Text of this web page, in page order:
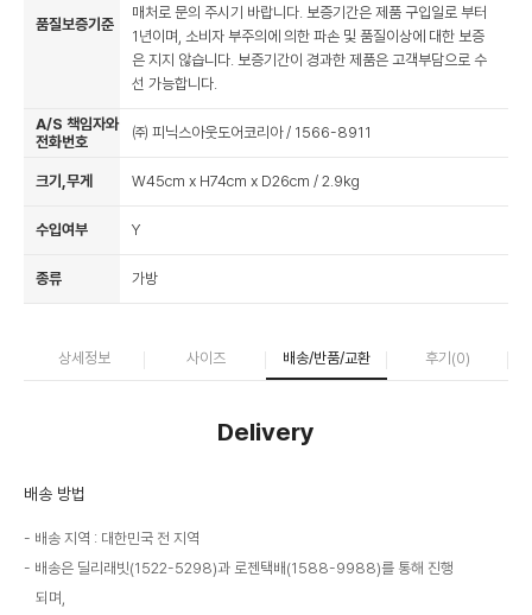
품질보증기준
매처로 문의 주시기 바랍니다. 보증기간은 제품 구입일로 부터
1년이며, 소비자 부주의에 의한 파손 및 품질이상에 대한 보증
은 지지 않습니다. 보증기간이 경과한 제품은 고객부담으로 수
선 가능합니다.
A/S 책임자와
전화번호
㈜ 피닉스아웃도어코리아 / 1566-8911
크기,무게 W45cm x H74cm x D26cm / 2.9kg
수입여부 Y
종류 가방
상세정보 사이즈 배송/반품/교환 후기(0)
Delivery
배송 방법
배송 지역 : 대한민국 전 지역
배송은 딜리래빗(1522-5298)과 로젠택배(1588-9988)를 통해 진행
되며,